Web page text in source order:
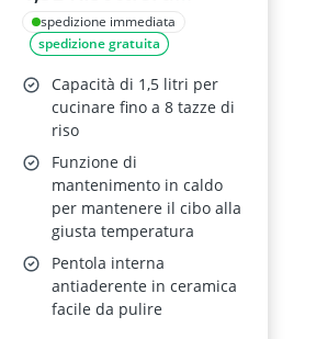
Elettrica Beige
spedizione immediata
spedizione gratuita
Capacità di 1,5 litri per
cucinare fino a 8 tazze di
riso
Funzione di
mantenimento in caldo
per mantenere il cibo alla
giusta temperatura
Pentola interna
antiaderente in ceramica
facile da pulire